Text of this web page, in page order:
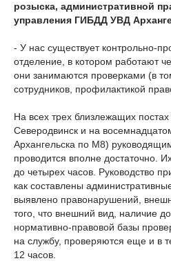
розыска, административной
управления ГИБДД УВД
- У нас существует контрольно-
отделение, в котором работают
они занимаются проверками (в
сотрудников, профилактикой
На всех трех близлежащих
Северодвинск и на
Архангельска по М8)
проводится вполне достаточно.
до четырех часов. Руководство
как составлены
выявлено правонарушений,
того, что внешний вид, наличие
нормативно-правовой базы
на службу, проверяются еще и в
12 часов.